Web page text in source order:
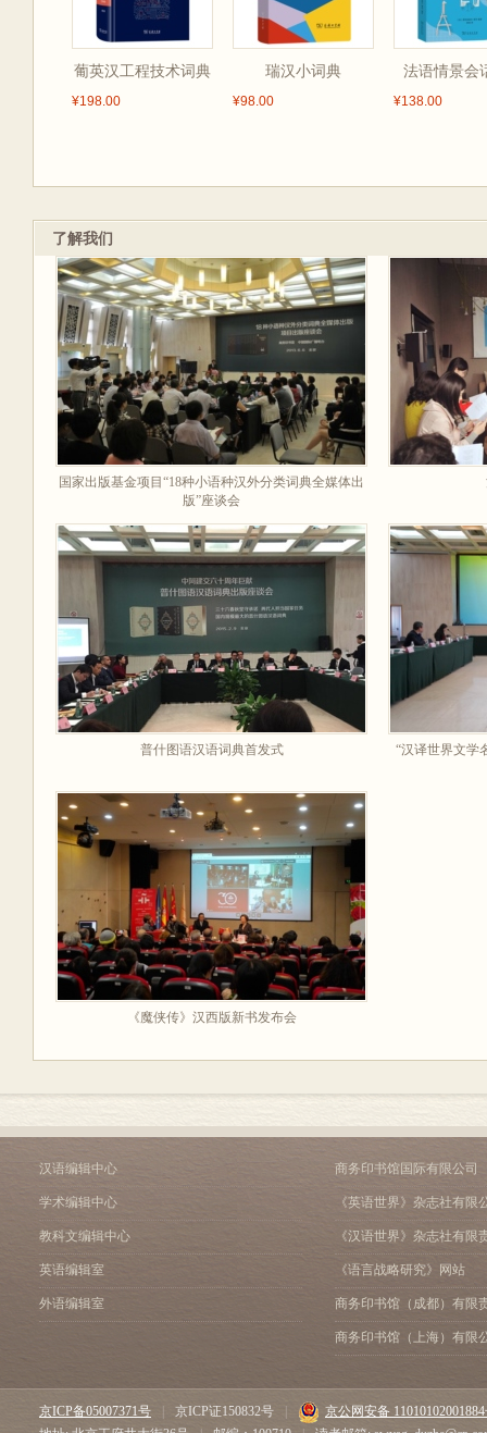
葡英汉工程技术词典
¥198.00
瑞汉小词典
¥98.00
法语情景会
¥138.00
了解我们
国家出版基金项目“18种小语种汉外分类词典全媒体出
版”座谈会
普什图语汉语词典首发式 “汉译世界文学
《魔侠传》汉西版新书发布会
汉语编辑中心
学术编辑中心
教科文编辑中心
英语编辑室
外语编辑室
商务印书馆国际有限公司
《英语世界》杂志社有限
《汉语世界》杂志社有限
《语言战略研究》网站
商务印书馆（成都）有限
商务印书馆（上海）有限
京ICP备05007371号 京ICP证150832号
京公网安备